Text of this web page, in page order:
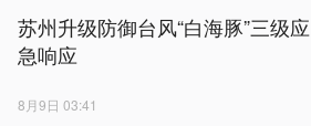
苏州升级防御台风“白海豚”三级应
急响应
8月9日 03:41